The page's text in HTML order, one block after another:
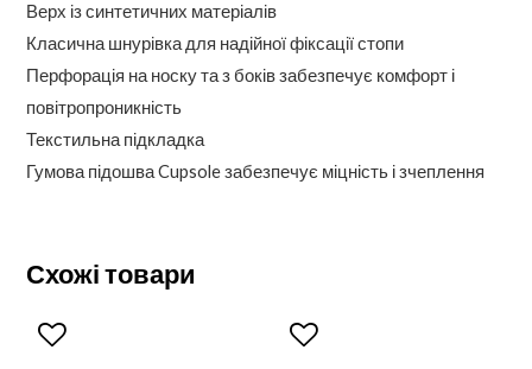
Верх із синтетичних матеріалів
Класична шнурівка для надійної фіксації стопи
Перфорація на носку та з боків забезпечує комфорт і
повітропроникність
Текстильна підкладка
Гумова підошва Cupsole забезпечує міцність і зчеплення
Схожі товари